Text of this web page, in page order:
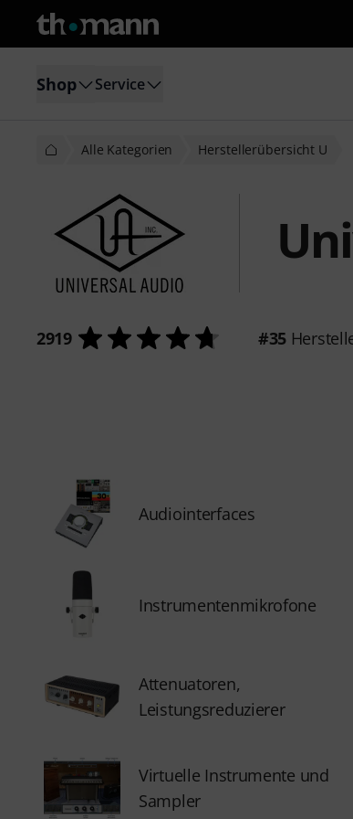
Shop Service
Alle Kategorien Herstellerübersicht U
2919 #35
Audiointerfaces
Instrumentenmikrofone
Attenuatoren,
Leistungsreduzierer
Virtuelle Instrumente und
Sampler